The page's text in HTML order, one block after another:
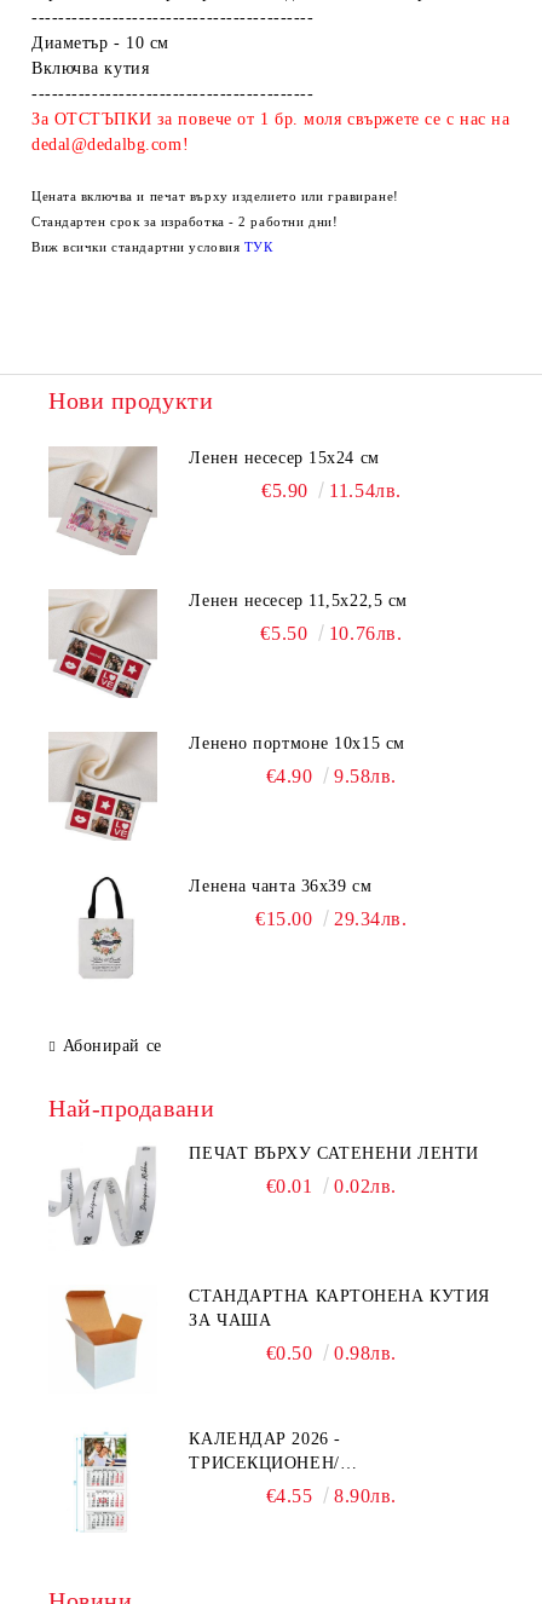
------------------------------------------
Диаметър - 10 см
Включва кутия
------------------------------------------
За ОТСТЪПКИ за повече от 1 бр. моля свържете се с нас на
dedal@dedalbg.com!
Цената включва и печат върху изделието или гравиране!
Стандартен срок за изработка - 2 работни дни!
Виж всички стандартни условия ТУК
Нови продукти
Ленен несесер 15х24 см
€5.90 11.54лв.
Ленен несесер 11,5х22,5 см
€5.50 10.76лв.
Ленено портмоне 10х15 см
€4.90 9.58лв.
Ленена чанта 36х39 см
€15.00 29.34лв.
Абонирай се
Най-продавани
ПЕЧАТ ВЪРХУ САТЕНЕНИ ЛЕНТИ
€0.01 0.02лв.
СТАНДАРТНА КАРТОНЕНА КУТИЯ
ЗА ЧАША
€0.50 0.98лв.
КАЛЕНДАР 2026 -
ТРИСЕКЦИОНЕН/
ЕДНОСЕКЦИОНЕН
€4.55 8.90лв.